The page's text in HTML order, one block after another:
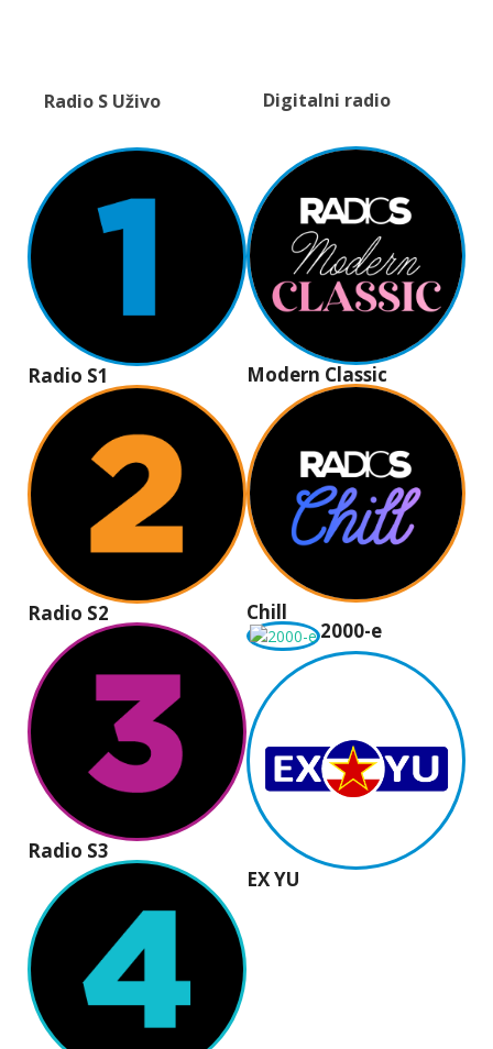
Radio S Uživo
Radio S1
Radio S2
Radio S3
Digitalni radio
Modern Classic
Chill
2000-e
EX YU